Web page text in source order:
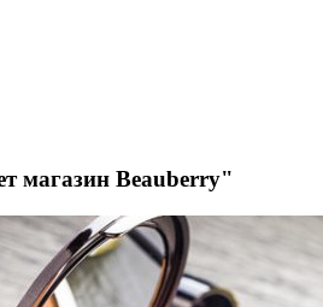
магазин Beauberry"